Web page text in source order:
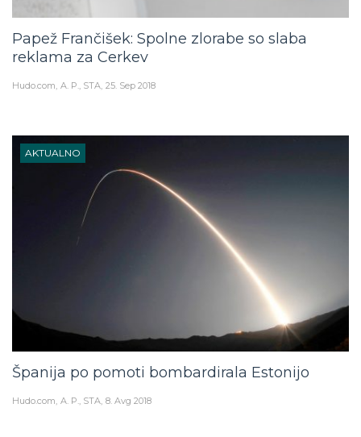
Papež Frančišek: Spolne zlorabe so slaba
reklama za Cerkev
Hudo.com A. P., STA 25. Sep 2018
AKTUALNO
Španija po pomoti bombardirala Estonijo
Hudo.com A. P., STA 8. Avg 2018